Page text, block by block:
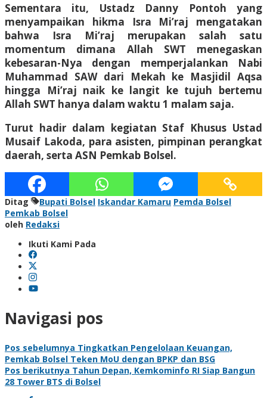
Sementara itu, Ustadz Danny Pontoh yang
menyampaikan hikma Isra Mi’raj mengatakan
bahwa Isra Mi’raj merupakan salah satu
momentum dimana Allah SWT menegaskan
kebesaran-Nya dengan memperjalankan Nabi
Muhammad SAW dari Mekah ke Masjidil Aqsa
hingga Mi’raj naik ke langit ke tujuh bertemu
Allah SWT hanya dalam waktu 1 malam saja.
Turut hadir dalam kegiatan Staf Khusus Ustad
Musaif Lakoda, para asisten, pimpinan perangkat
daerah, serta ASN Pemkab Bolsel.
Ditag Bupati Bolsel Iskandar Kamaru Pemda Bolsel
Pemkab Bolsel
oleh Redaksi
Ikuti Kami Pada
Navigasi pos
Pos sebelumnya Tingkatkan Pengelolaan Keuangan,
Pemkab Bolsel Teken MoU dengan BPKP dan BSG
Pos berikutnya Tahun Depan, Kemkominfo RI Siap Bangun
28 Tower BTS di Bolsel